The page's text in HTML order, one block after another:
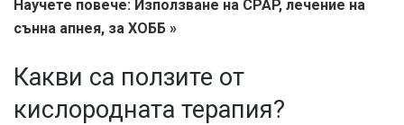
Научете повече: Използване на CPAP, лечение на
сънна апнея, за ХОББ »
Какви са ползите от
кислородната терапия?